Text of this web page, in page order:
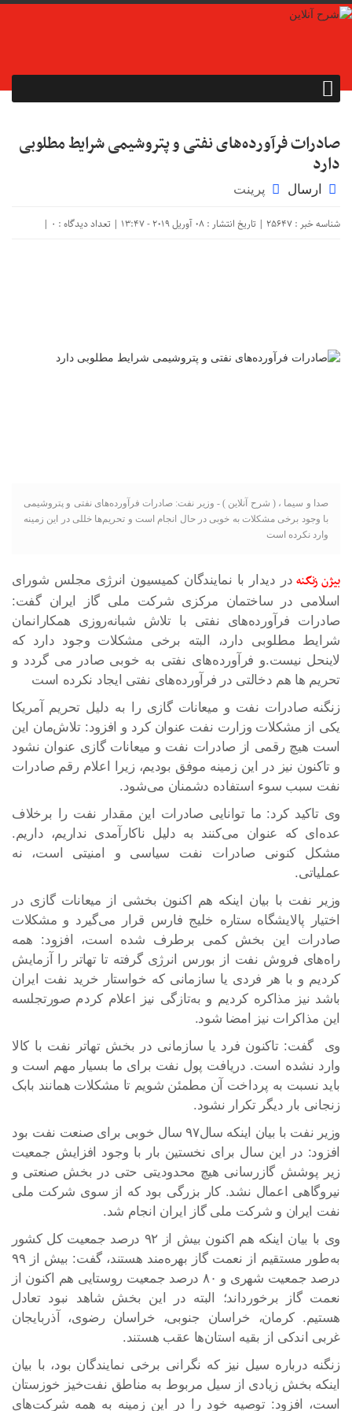
صادرات فرآورده‌های نفتی و پتروشیمی شرایط مطلوبی
دارد
ارسال پرینت
شناسه خبر : 25647 | تاریخ انتشار : 08 آوریل 2019 - 13:47 | تعداد دیدگاه : ۰ |
صدا و سیما ، ( شرح آنلاین ) - وزیر نفت: صادرات فرآورده‌های نفتی و پتروشیمی
با وجود برخی مشکلات به خوبی در حال انجام است و تحریم‌ها خللی در این زمینه
وارد نکرده است
بیژن زنگنه در دیدار با نمایندگان کمیسیون انرژی مجلس شورای
اسلامی در ساختمان مرکزی شرکت ملی گاز ایران گفت:
صادرات فرآورده‌های نفتی با تلاش شبانه‌روزی همکارانمان
شرایط مطلوبی دارد، البته برخی مشکلات وجود دارد که
لاینحل نیست.و فرآورده‌های نفتی به خوبی صادر می گردد و
تحریم ها هم دخالتی در فرآورده‌های نفتی ایجاد نکرده است
زنگنه صادرات نفت و میعانات گازی را به دلیل تحریم آمریکا
یکی از مشکلات وزارت نفت عنوان کرد و افزود: تلاش‌مان این
است هیچ رقمی از صادرات نفت و میعانات گازی عنوان نشود
و تاکنون نیز در این زمینه موفق بودیم، زیرا اعلام رقم صادرات
نفت سبب سوء استفاده دشمنان می‌شود.
وی تاکید کرد: ما توانایی صادرات این مقدار نفت را برخلاف
عده‌ای که عنوان می‌کنند به دلیل ناکارآمدی نداریم، داریم.
مشکل کنونی صادرات نفت سیاسی و امنیتی است، نه
عملیاتی.
وزیر نفت با بیان اینکه هم اکنون بخشی از میعانات گازی در
اختیار پالایشگاه ستاره خلیج فارس قرار می‌گیرد و مشکلات
صادرات این بخش کمی برطرف شده است، افزود: همه
راه‌های فروش نفت از بورس انرژی گرفته تا تهاتر را آزمایش
کردیم و با هر فردی یا سازمانی که خواستار خرید نفت ایران
باشد نیز مذاکره کردیم و به‌تازگی نیز اعلام کردم صورتجلسه
این مذاکرات نیز امضا شود.
وی گفت: تاکنون فرد یا سازمانی در بخش تهاتر نفت با کالا
وارد نشده است. دریافت پول نفت برای ما بسیار مهم است و
باید نسبت به پرداخت آن مطمئن شویم تا مشکلات همانند بابک
زنجانی بار دیگر تکرار نشود.
وزیر نفت با بیان اینکه سال۹۷ سال خوبی برای صنعت نفت بود
افزود: در این سال برای نخستین بار با وجود افزایش جمعیت
زیر پوشش گازرسانی هیچ محدودیتی حتی در بخش صنعتی و
نیروگاهی اعمال نشد. کار بزرگی بود که از سوی شرکت ملی
نفت ایران و شرکت ملی گاز ایران انجام شد.
وی با بیان اینکه هم اکنون بیش از ۹۲ درصد جمعیت کل کشور
به‌طور مستقیم از نعمت گاز بهره‌مند هستند، گفت: بیش از ۹۹
درصد جمعیت شهری و ۸۰ درصد جمعیت روستایی هم اکنون از
نعمت گاز برخورداند؛ البته در این بخش شاهد نبود تعادل
هستیم. کرمان، خراسان جنوبی، خراسان رضوی، آذربایجان
غربی اندکی از بقیه استان‌ها عقب هستند.
زنگنه درباره سیل نیز که نگرانی برخی نمایندگان بود، با بیان
اینکه بخش زیادی از سیل مربوط به مناطق نفت‌خیز خوزستان
است، افزود: توصیه خود را در این زمینه به همه شرکت‌های